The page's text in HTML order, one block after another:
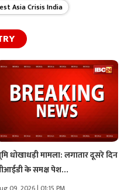
Asia Crisis India
धोखाधड़ी मामला: लगातार दूसरे दिन
के समक्ष पेश…